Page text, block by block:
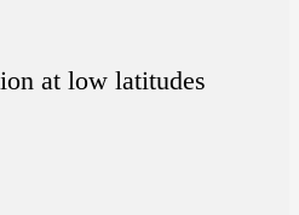
at low latitudes